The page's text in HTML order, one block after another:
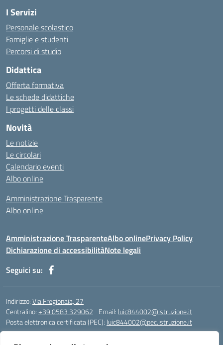
I Servizi
Personale scolastico
Famiglie e studenti
Percorsi di studio
Didattica
Offerta formativa
Le schede didattiche
I progetti delle classi
Novità
Le notizie
Le circolari
Calendario eventi
Albo online
Amministrazione Trasparente
Albo online
Amministrazione TrasparenteAlbo onlinePrivacy Policy
Dichiarazione di accessibilitàNote legali
Seguici su:
Indirizzo:Via Fregionaia, 27
Centralino:+39 0583 329062 Email: luic844002@istruzione.it
Posta elettronica certificata (PEC): luic844002@pec.istruzione.it